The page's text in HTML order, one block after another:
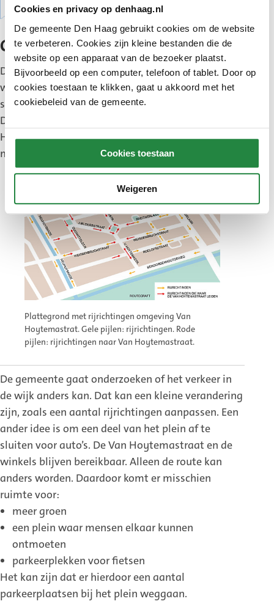
Cookies en privacy op denhaag.nl
De gemeente Den Haag gebruikt cookies om de website
te verbeteren. Cookies zijn kleine bestanden die de
website op een apparaat van de bezoeker plaatst.
Bijvoorbeeld op een computer, telefoon of tablet. Door op
cookies toestaan te klikken, gaat u akkoord met het
cookiebeleid van de gemeente.
Cookies toestaan
Weigeren
Over het project
De Van Hoytemastraat en het plein liggen in een
woonwijk. Deze wijk wordt steeds drukker. In veel
straten kunnen auto’s maar 1 kant op rijden.
Daardoor rijdt veel verkeer via de Van
Hoytemastraat en het plein de wijk in en uit. Dat
maakt het daar extra druk.
Plattegrond met rijrichtingen omgeving Van
Hoytemastrat. Gele pijlen: rijrichtingen. Rode
pijlen: rijrichtingen naar Van Hoytemastraat.
De gemeente gaat onderzoeken of het verkeer in
de wijk anders kan. Dat kan een kleine verandering
zijn, zoals een aantal rijrichtingen aanpassen. Een
ander idee is om een deel van het plein af te
sluiten voor auto’s. De Van Hoytemastraat en de
winkels blijven bereikbaar. Alleen de route kan
anders worden. Daardoor komt er misschien
ruimte voor:
meer groen
een plein waar mensen elkaar kunnen
ontmoeten
parkeerplekken voor fietsen
Het kan zijn dat er hierdoor een aantal
parkeerplaatsen bij het plein weggaan.